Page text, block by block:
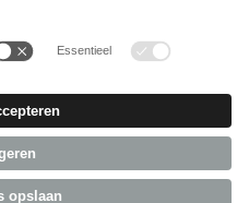
rights reserved